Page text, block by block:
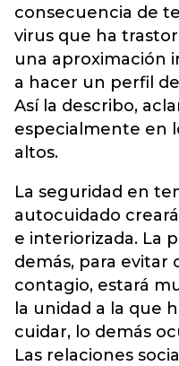
consecuencia de
virus que ha
una aproximación
a hacer un perfil
Así la describo,
especialmente en
altos.
La seguridad en
autocuidado
e interiorizada. La
demás, para evitar
contagio, estará
la unidad a la que
cuidar, lo demás
Las relaciones